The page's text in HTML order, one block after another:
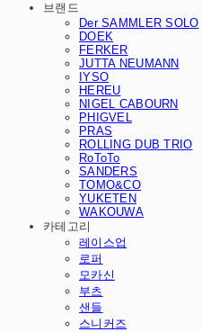
브랜드
Der SAMMLER SOLO
DOEK
FERKER
JUTTA NEUMANN
IYSO
HEREU
NIGEL CABOURN
PHIGVEL
PRAS
ROLLING DUB TRIO
RoToTo
SANDERS
TOMO&CO
YUKETEN
WAKOUWA
카테고리
레이스업
로퍼
모카신
부츠
샌들
스니커즈